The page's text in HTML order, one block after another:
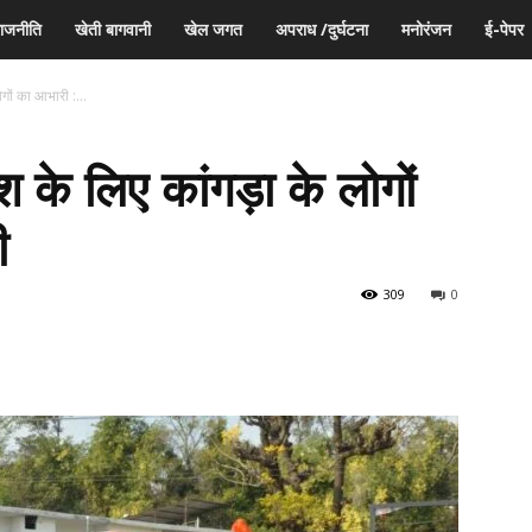
खेती बागवानी खेल जगत अपराध /दुर्घटना मनोरंजन ई-पेपर
का आभारी :...
के लिए कांगड़ा के लोगों
0
309